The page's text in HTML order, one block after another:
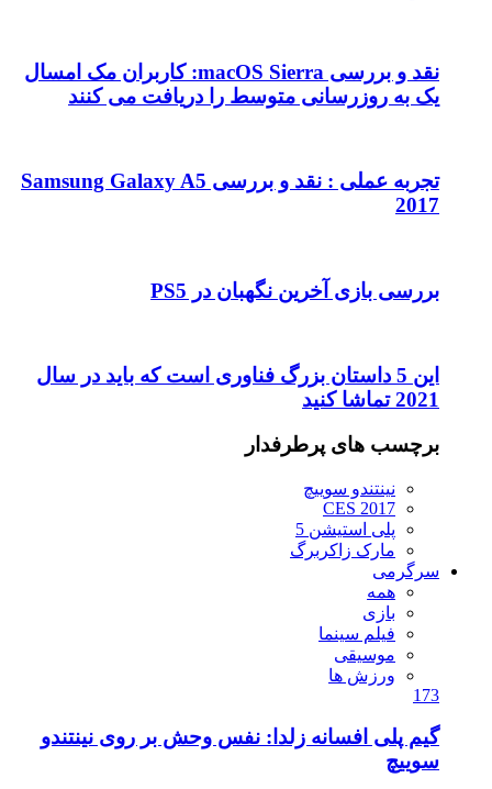
نقد و بررسی macOS Sierra: کاربران مک امسال
یک به روزرسانی متوسط را دریافت می کنند
تجربه عملی : نقد و بررسی Samsung Galaxy A5
بررسی بازی آخرین نگهبان در PS5
این 5 داستان بزرگ فناوری است که باید در سال
برچسب های پرطرفدار
نینتندو سوییچ
CES 2017
پلی استیشن 5
مارک زاکربرگ
سرگرمی
همه
بازی
فیلم سینما
موسیقی
ورزش ها
گیم پلی افسانه زلدا: نفس وحش بر روی نینتندو
سوییچ